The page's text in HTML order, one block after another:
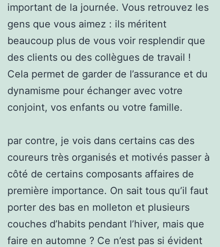
important de la journée. Vous retrouvez les
gens que vous aimez : ils méritent
beaucoup plus de vous voir resplendir que
des clients ou des collègues de travail !
Cela permet de garder de l’assurance et du
dynamisme pour échanger avec votre
conjoint, vos enfants ou votre famille.
par contre, je vois dans certains cas des
coureurs très organisés et motivés passer à
côté de certains composants affaires de
première importance. On sait tous qu’il faut
porter des bas en molleton et plusieurs
couches d’habits pendant l’hiver, mais que
faire en automne ? Ce n’est pas si évident